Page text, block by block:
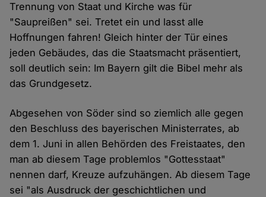
Trennung von Staat und Kirche was für
"Saupreißen" sei. Tretet ein und lasst alle
Hoffnungen fahren! Gleich hinter der Tür eines
jeden Gebäudes, das die Staatsmacht präsentiert,
soll deutlich sein: Im Bayern gilt die Bibel mehr als
das Grundgesetz.
Abgesehen von Söder sind so ziemlich alle gegen
den Beschluss des bayerischen Ministerrates, ab
dem 1. Juni in allen Behörden des Freistaates, den
man ab diesem Tage problemlos "Gottesstaat"
nennen darf, Kreuze aufzuhängen. Ab diesem Tage
sei "als Ausdruck der geschichtlichen und